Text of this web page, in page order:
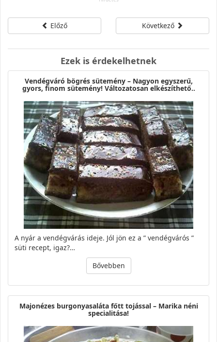
Előző Következő
Ezek is érdekelhetnek
Vendégváró bögrés sütemény – Nagyon egyszerű,
gyors, finom sütemény! Változatosan elkészíthető..
A nyár a vendégvárás ideje. Jól jön ez a ” vendégvárós ”
süti recept, igaz?…
Bővebben
Majonézes burgonyasaláta főtt tojással – Marika néni
specialitása!